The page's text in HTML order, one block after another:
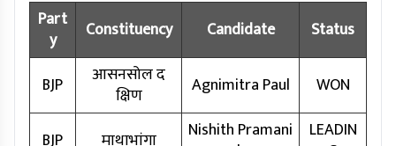
Part
y
Constituency Candidate Status
BJP
आसनसोल द
क्षिण
Agnimitra Paul WON
Nishith Pramani
LEADIN